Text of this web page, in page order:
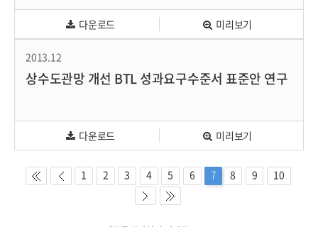
다운로드 미리보기
2013.12
상수도관망 개선 BTL 성과요구수준서 표준안 연구
다운로드 미리보기
1 2 3 4 5 6 7 8 9 10